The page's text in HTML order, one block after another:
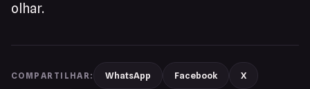
olhar.
COMPARTILHAR: WhatsApp Facebook X